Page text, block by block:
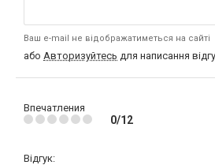
Ваш e-mail не відображатиметься на сайті
або Авторизуйтесь для написання
Впечатления
0/12
Відгук: